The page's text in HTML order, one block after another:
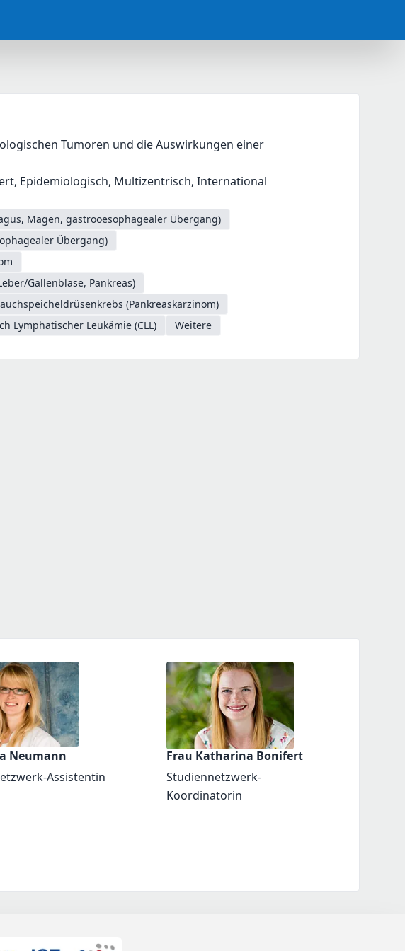
Tumoren und die Auswirkungen einer
Epidemiologisch, Multizentrisch, International
Magen, gastrooesophagealer Übergang)
Übergang)
Gallenblase, Pankreas)
(Pankreaskarzinom)
Lymphatischer Leukämie (CLL)
Weitere
Neumann
Assistentin
Frau Katharina Bonifert
Studiennetzwerk-
Koordinatorin